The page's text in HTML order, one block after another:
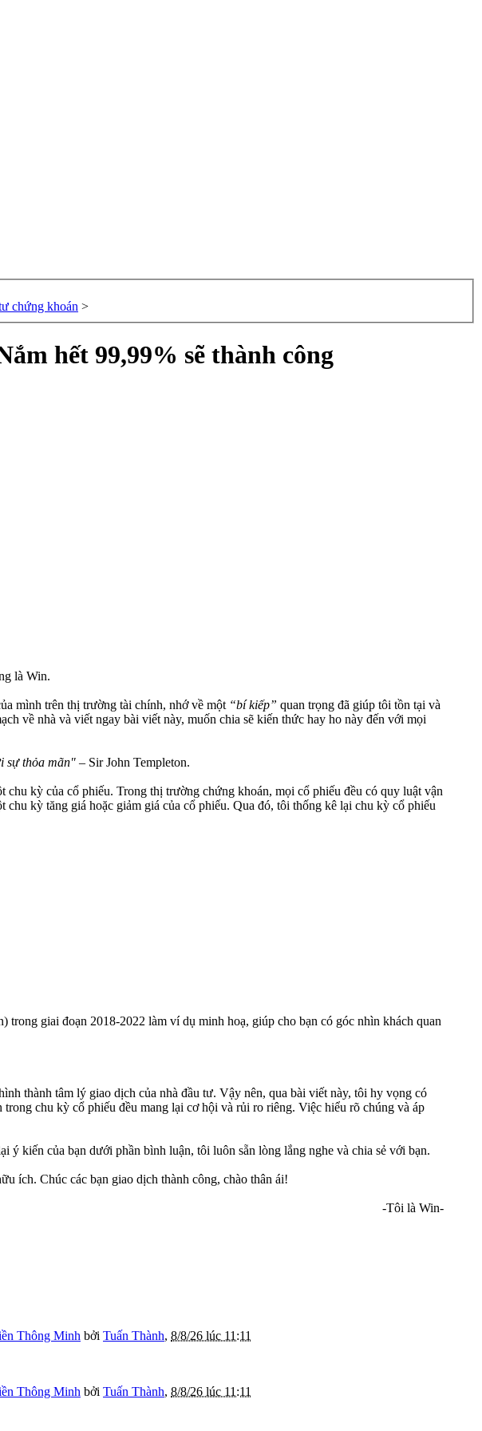
chứng khoán >
hết 99,99% sẽ thành công
là Win.
mình trên thị trường tài chính, nhớ về một “bí kiếp” quan trọng đã giúp tôi tồn tại và
về nhà và viết ngay bài viết này, muốn chia sẽ kiến thức hay ho này đến với mọi
sự thỏa mãn" – Sir John Templeton.
kỳ của cổ phiếu. Trong thị trường chứng khoán, mọi cổ phiếu đều có quy luật vận
kỳ tăng giá hoặc giảm giá của cổ phiếu. Qua đó, tôi thống kê lại chu kỳ cổ phiếu
giai đoạn 2018-2022 làm ví dụ minh hoạ, giúp cho bạn có góc nhìn khách quan
thành tâm lý giao dịch của nhà đầu tư. Vậy nên, qua bài viết này, tôi hy vọng có
chu kỳ cổ phiếu đều mang lại cơ hội và rủi ro riêng. Việc hiểu rõ chúng và áp
ý kiến của bạn dưới phần bình luận, tôi luôn sẵn lòng lắng nghe và chia sẻ với bạn.
ích. Chúc các bạn giao dịch thành công, chào thân ái!
-Tôi là Win-​
Thông Minh bởi Tuấn Thành, 8/8/26 lúc 11:11
Thông Minh bởi Tuấn Thành, 8/8/26 lúc 11:11